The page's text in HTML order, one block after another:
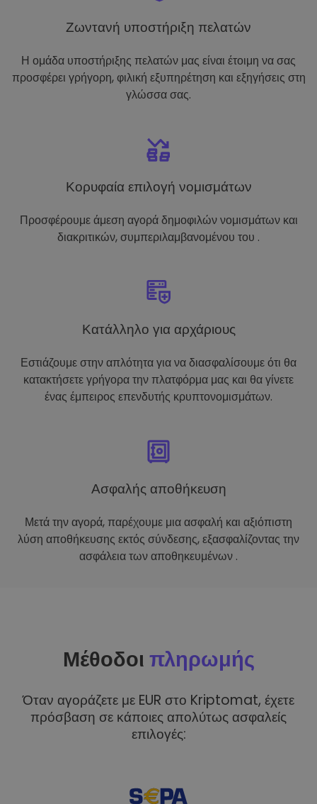
Ζωντανή υποστήριξη πελατών
Η ομάδα υποστήριξης πελατών μας είναι έτοιμη να σας
προσφέρει γρήγορη, φιλική εξυπηρέτηση και εξηγήσεις στη
γλώσσα σας.
Κορυφαία επιλογή νομισμάτων
Προσφέρουμε άμεση αγορά δημοφιλών νομισμάτων και
διακριτικών, συμπεριλαμβανομένου του .
Κατάλληλο για αρχάριους
Εστιάζουμε στην απλότητα για να διασφαλίσουμε ότι θα
κατακτήσετε γρήγορα την πλατφόρμα μας και θα γίνετε
ένας έμπειρος επενδυτής κρυπτονομισμάτων.
Ασφαλής αποθήκευση
Μετά την αγορά, παρέχουμε μια ασφαλή και αξιόπιστη
λύση αποθήκευσης εκτός σύνδεσης, εξασφαλίζοντας την
ασφάλεια των αποθηκευμένων .
Μέθοδοι πληρωμής
Όταν αγοράζετε με EUR στο Kriptomat, έχετε
πρόσβαση σε κάποιες απολύτως ασφαλείς
επιλογές: